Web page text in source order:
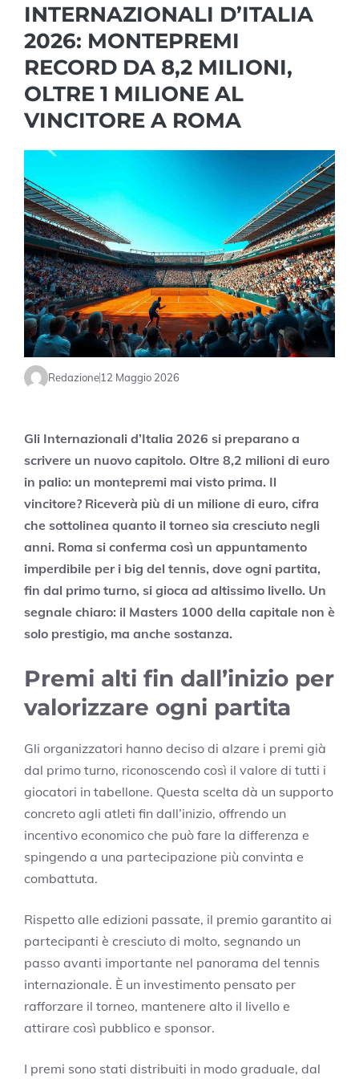
INTERNAZIONALI D’ITALIA
2026: MONTEPREMI
RECORD DA 8,2 MILIONI,
OLTRE 1 MILIONE AL
VINCITORE A ROMA
Redazione12 Maggio 2026
Gli Internazionali d’Italia 2026 si preparano a
scrivere un nuovo capitolo. Oltre 8,2 milioni di euro
in palio: un montepremi mai visto prima. Il
vincitore? Riceverà più di un milione di euro, cifra
che sottolinea quanto il torneo sia cresciuto negli
anni. Roma si conferma così un appuntamento
imperdibile per i big del tennis, dove ogni partita,
fin dal primo turno, si gioca ad altissimo livello. Un
segnale chiaro: il Masters 1000 della capitale non è
solo prestigio, ma anche sostanza.
Premi alti fin dall’inizio per
valorizzare ogni partita
Gli organizzatori hanno deciso di alzare i premi già
dal primo turno, riconoscendo così il valore di tutti i
giocatori in tabellone. Questa scelta dà un supporto
concreto agli atleti fin dall’inizio, offrendo un
incentivo economico che può fare la differenza e
spingendo a una partecipazione più convinta e
combattuta.
Rispetto alle edizioni passate, il premio garantito ai
partecipanti è cresciuto di molto, segnando un
passo avanti importante nel panorama del tennis
internazionale. È un investimento pensato per
rafforzare il torneo, mantenere alto il livello e
attirare così pubblico e sponsor.
I premi sono stati distribuiti in modo graduale, dal